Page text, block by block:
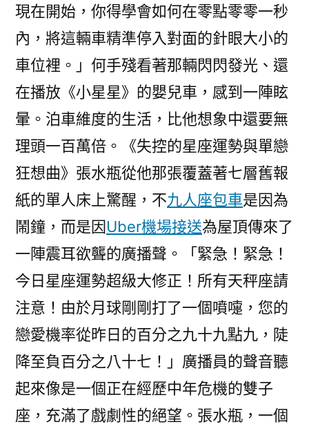
現在開始，你得學會如何在零點零零一秒
內，將這輛車精準停入對面的針眼大小的
車位裡。」何手殘看著那輛閃閃發光、還
在播放《小星星》的嬰兒車，感到一陣眩
暈。泊車維度的生活，比他想象中還要無
理頭一百萬倍。《失控的星座運勢與單戀
狂想曲》張水瓶從他那張覆蓋著七層舊報
紙的單人床上驚醒，不九人座包車是因為
鬧鐘，而是因Uber機場接送為屋頂傳來了
一陣震耳欲聾的廣播聲。「緊急！緊急！
今日星座運勢超級大修正！所有天秤座請
注意！由於月球剛剛打了一個噴嚏，您的
戀愛機率從昨日的百分之九十九點九，陡
降至負百分之八十七！」廣播員的聲音聽
起來像是一個正在經歷中年危機的雙子
座，充滿了戲劇性的絕望。張水瓶，一個